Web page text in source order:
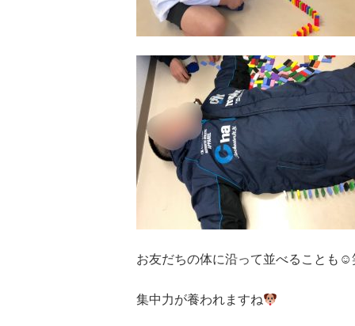
お友だちの体に沿って並べることも ☺︎
集中力が養われますね